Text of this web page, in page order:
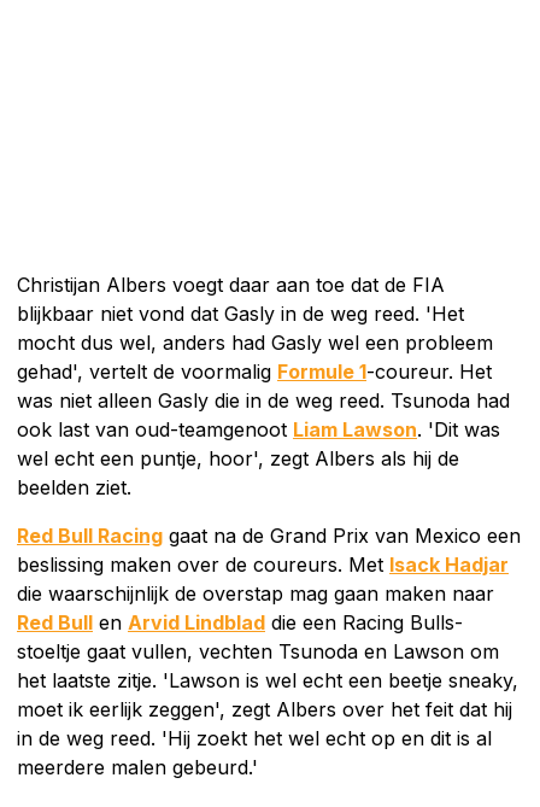
Christijan Albers voegt daar aan toe dat de FIA
blijkbaar niet vond dat Gasly in de weg reed. 'Het
mocht dus wel, anders had Gasly wel een probleem
gehad', vertelt de voormalig Formule 1-coureur. Het
was niet alleen Gasly die in de weg reed. Tsunoda had
ook last van oud-teamgenoot Liam Lawson. 'Dit was
wel echt een puntje, hoor', zegt Albers als hij de
beelden ziet.
Red Bull Racing gaat na de Grand Prix van Mexico een
beslissing maken over de coureurs. Met Isack Hadjar
die waarschijnlijk de overstap mag gaan maken naar
Red Bull en Arvid Lindblad die een Racing Bulls-
stoeltje gaat vullen, vechten Tsunoda en Lawson om
het laatste zitje. 'Lawson is wel echt een beetje sneaky,
moet ik eerlijk zeggen', zegt Albers over het feit dat hij
in de weg reed. 'Hij zoekt het wel echt op en dit is al
meerdere malen gebeurd.'